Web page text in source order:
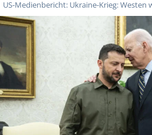
US-Medienbericht: Ukraine-Krieg: Westen